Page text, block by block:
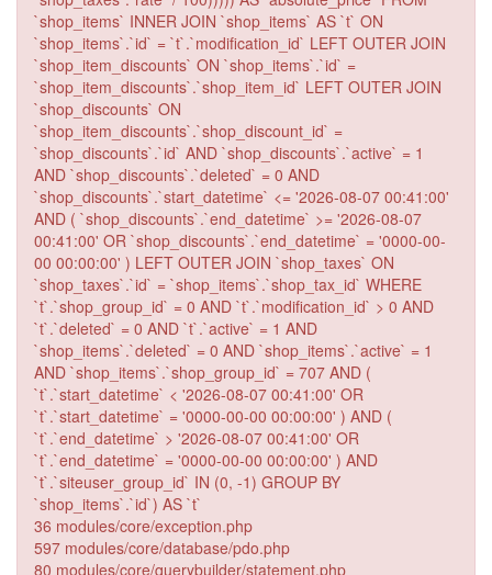
`shop_items` INNER JOIN `shop_items` AS `t` ON
`shop_items`.`id` = `t`.`modification_id` LEFT OUTER JOIN
`shop_item_discounts` ON `shop_items`.`id` =
`shop_item_discounts`.`shop_item_id` LEFT OUTER JOIN
`shop_discounts` ON
`shop_item_discounts`.`shop_discount_id` =
`shop_discounts`.`id` AND `shop_discounts`.`active` = 1
AND `shop_discounts`.`deleted` = 0 AND
`shop_discounts`.`start_datetime` <= '2026-08-07 00:41:00'
AND ( `shop_discounts`.`end_datetime` >= '2026-08-07
00:41:00' OR `shop_discounts`.`end_datetime` = '0000-00-
00 00:00:00' ) LEFT OUTER JOIN `shop_taxes` ON
`shop_taxes`.`id` = `shop_items`.`shop_tax_id` WHERE
`t`.`shop_group_id` = 0 AND `t`.`modification_id` > 0 AND
`t`.`deleted` = 0 AND `t`.`active` = 1 AND
`shop_items`.`deleted` = 0 AND `shop_items`.`active` = 1
AND `shop_items`.`shop_group_id` = 707 AND (
`t`.`start_datetime` < '2026-08-07 00:41:00' OR
`t`.`start_datetime` = '0000-00-00 00:00:00' ) AND (
`t`.`end_datetime` > '2026-08-07 00:41:00' OR
`t`.`end_datetime` = '0000-00-00 00:00:00' ) AND
`t`.`siteuser_group_id` IN (0, -1) GROUP BY
`shop_items`.`id`) AS `t`
36 modules/core/exception.php
597 modules/core/database/pdo.php
80 modules/core/querybuilder/statement.php